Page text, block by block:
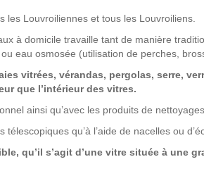
Louvroiliennes et tous les Louvroiliens.
à domicile travaille tant de manière
eau osmosée (utilisation de perches,
vitrées, vérandas, pergolas, serre,
que l’intérieur des vitres.
ainsi qu’avec les produits de
qu’à l’aide de nacelles ou
qu’il s’agit d’une vitre située à une